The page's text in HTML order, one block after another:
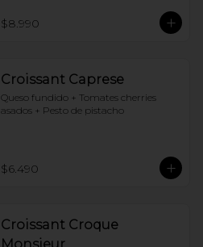
$8.990
Croissant Caprese
Queso fundido + Tomates cherries
asados + Pesto de pistacho
$6.490
Croissant Croque